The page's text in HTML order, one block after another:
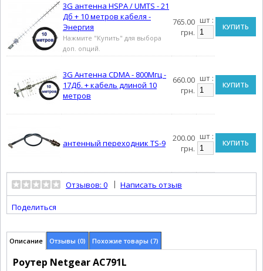
3G антенна HSPA / UMTS - 21
Дб + 10 метров кабеля -
Энергия
Нажмите "Купить" для выбора
доп. опций.
765.00
грн.
шт :
КУПИТЬ
3G Антенна CDMA - 800Мгц -
17Дб. + кабель длиной 10
метров
660.00
грн.
шт :
КУПИТЬ
антенный переходник TS-9
200.00
грн.
шт :
КУПИТЬ
Отзывов: 0 | Написать отзыв
Поделиться
Описание Отзывы (0) Похожие товары (7)
Роутер Netgear AC791L